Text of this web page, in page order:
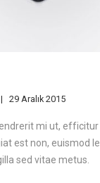
29 Aralık 2015
mi ut,
est non, euismod
sed vitae metus.